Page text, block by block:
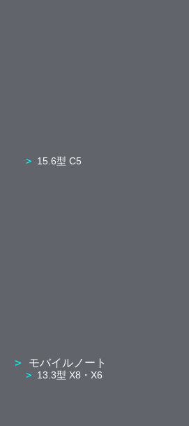
15.6型 C5
モバイルノート
13.3型 X8・X6